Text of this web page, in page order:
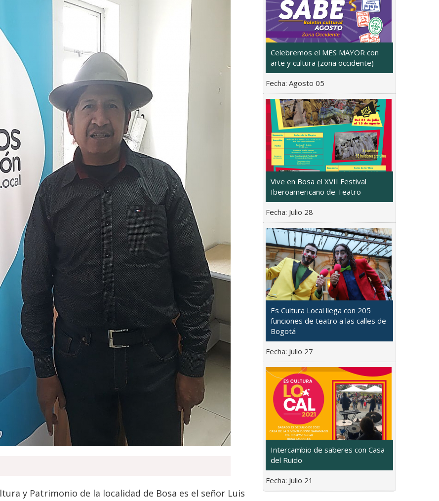
y Patrimonio de la localidad de Bosa es el señor Luis
Celebremos el MES MAYOR con
arte y cultura (zona occidente)
Fecha: Agosto 05
Vive en Bosa el XVII Festival
Iberoamericano de Teatro
Fecha: Julio 28
Es Cultura Local llega con 205
funciones de teatro a las calles de
Bogotá
Fecha: Julio 27
Intercambio de saberes con Casa
del Ruido
Fecha: Julio 21